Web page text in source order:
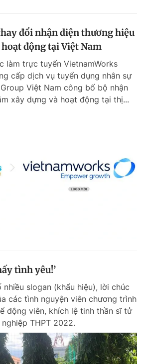
đổi nhận diện thương hiệu
động tại Việt Nam
làm trực tuyến VietnamWorks
cấp dịch vụ tuyển dụng nhân sự
Việt Nam công bố bộ nhận
xây dựng và hoạt động tại thị...
tình yêu!’
slogan (khẩu hiệu), lời chúc
các tình nguyện viên chương trình
động viên, khích lệ tinh thần sĩ tử
THPT 2022.